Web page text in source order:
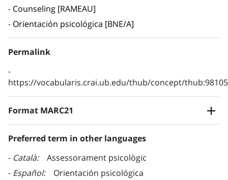
Counseling [RAMEAU]
Orientación psicológica [BNE/A]
Permalink
https://vocabularis.crai.ub.edu/thub/concept/
Format MARC21
Preferred term in other languages
Català
Assessorament psicològic
Español
Orientación psicológica